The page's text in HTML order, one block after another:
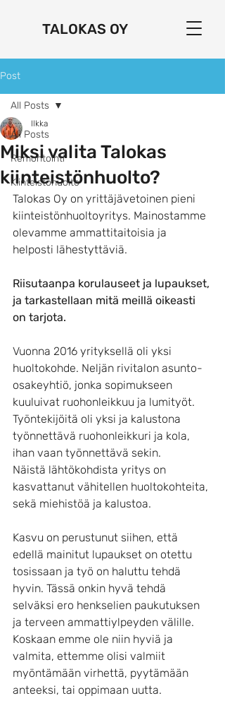
TALOKAS OY
Post
All Posts
Remontointi
Kiinteistöhuolto
All Posts
Miksi valita Talokas
kiinteistönhuolto?
Ilkka
Talokas Oy on yrittäjävetoinen pieni
kiinteistönhuoltoyritys. Mainostamme
olevamme ammattitaitoisia ja
helposti lähestyttäviä.
Riisutaanpa korulauseet ja lupaukset,
ja tarkastellaan mitä meillä oikeasti
on tarjota.
Vuonna 2016 yrityksellä oli yksi
huoltokohde. Neljän rivitalon asunto-
osakeyhtiö, jonka sopimukseen
kuuluivat ruohonleikkuu ja lumityöt.
Työntekijöitä oli yksi ja kalustona
työnnettävä ruohonleikkuri ja kola,
ihan vaan työnnettävä sekin.
Näistä lähtökohdista yritys on
kasvattanut vähitellen huoltokohteita,
sekä miehistöä ja kalustoa.
Kasvu on perustunut siihen, että
edellä mainitut lupaukset on otettu
tosissaan ja työ on haluttu tehdä
hyvin. Tässä onkin hyvä tehdä
selväksi ero henkselien paukutuksen
ja terveen ammattiylpeyden välille.
Koskaan emme ole niin hyviä ja
valmita, ettemme olisi valmiit
myöntämään virhettä, pyytämään
anteeksi, tai oppimaan uutta.